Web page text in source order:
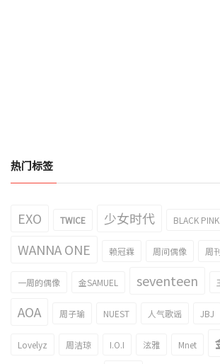
热门标签
EXO TWICE 少女时代 BLACK PINK
WANNA ONE 赖冠霖 周间偶像 周
一周的偶像 金SAMUEL seventeen
AOA 周子瑜 NUEST 人气歌谣 JBJ
Lovelyz 周洁琼 I.O.I 泫雅 Mnet